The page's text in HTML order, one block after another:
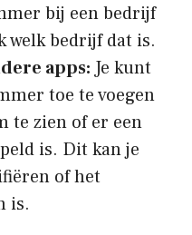
bij een bedrijf
welk bedrijf dat is.
apps: Je kunt
toe te voegen
te zien of er een
is. Dit kan je
of het
is.